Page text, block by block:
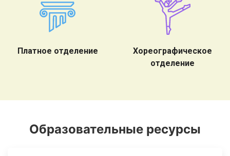
Платное отделение
Хореографическое
отделение
Образовательные ресурсы